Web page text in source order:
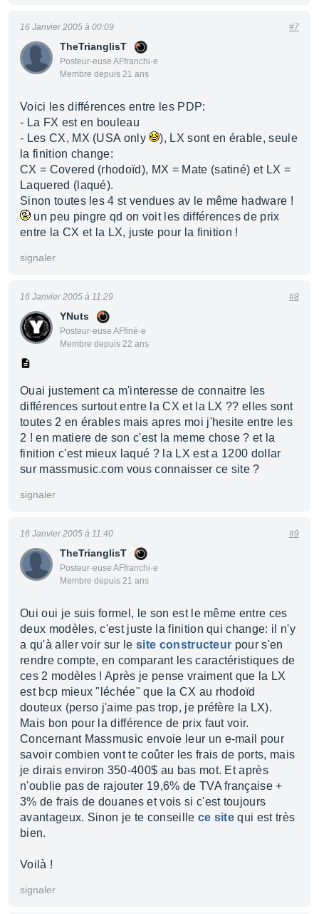
TheTrianglisT
Posteur·euse AFfranchi·e
Membre depuis 21 ans
16 Janvier 2005 à 00:09 #7
Voici les différences entre les PDP:
- La FX est en bouleau
- Les CX, MX (USA only
), LX sont en érable, seule
la finition change:
CX = Covered (rhodoïd), MX = Mate (satiné) et LX =
Laquered (laqué).
Sinon toutes les 4 st vendues av le même hadware !
un peu pingre qd on voit les différences de prix
entre la CX et la LX, juste pour la finition !
signaler
YNuts
Posteur·euse AFfiné·e
Membre depuis 22 ans
16 Janvier 2005 à 11:29 #8
Ouai justement ca m'interesse de connaitre les
différences surtout entre la CX et la LX ?? elles sont
toutes 2 en érables mais apres moi j'hesite entre les
2 ! en matiere de son c'est la meme chose ? et la
finition c'est mieux laqué ? la LX est a 1200 dollar
sur massmusic.com vous connaisser ce site ?
signaler
TheTrianglisT
Posteur·euse AFfranchi·e
Membre depuis 21 ans
16 Janvier 2005 à 11:40 #9
Oui oui je suis formel, le son est le même entre ces
deux modèles, c'est juste la finition qui change: il n'y
a qu'à aller voir sur lesite constructeur pour s'en
rendre compte, en comparant les caractéristiques de
ces 2 modèles ! Après je pense vraiment que la LX
est bcp mieux "léchée" que la CX au rhodoïd
douteux (perso j'aime pas trop, je préfère la LX).
Mais bon pour la différence de prix faut voir.
Concernant Massmusic envoie leur un e-mail pour
savoir combien vont te coûter les frais de ports, mais
je dirais environ 350-400$ au bas mot. Et après
n'oublie pas de rajouter 19,6% de TVA française +
3% de frais de douanes et vois si c'est toujours
avantageux. Sinon je te conseille ce site qui est très
bien.
Voilà !
signaler